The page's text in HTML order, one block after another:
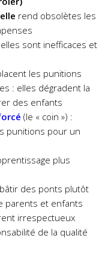
rend obsolètes les
sont inefficaces et
les punitions
: elles dégradent la
des enfants
(le « coin ») :
punitions pour un
plus
des ponts plutôt
parents et enfants
irrespectueux
de la qualité